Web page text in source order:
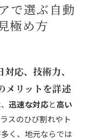
で選ぶ自動
極め方
応、技術力、
メリットを詳述
迅速な対応と高い
スのひび割れやト
く、地元ならでは